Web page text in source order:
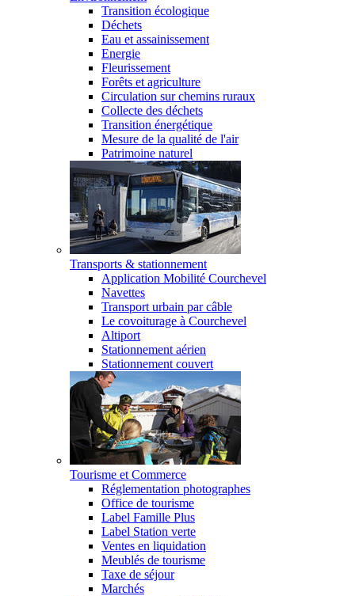
Transition écologique
Déchets
Eau et assainissement
Energie
Fleurissement
Forêts et agriculture
Circulation sur chemins ruraux
Collecte des déchets
Transition énergétique
Mesure de la qualité de l'air
Patrimoine naturel
Transports & stationnement
Application Mobilité Courchevel
Navettes
Transport urbain par câble
Le covoiturage à Courchevel
Altiport
Stationnement aérien
Stationnement couvert
Tourisme et Commerce
Réglementation photographes
Office de tourisme
Label Famille Plus
Label Station verte
Ventes en liquidation
Meublés de tourisme
Taxe de séjour
Marchés